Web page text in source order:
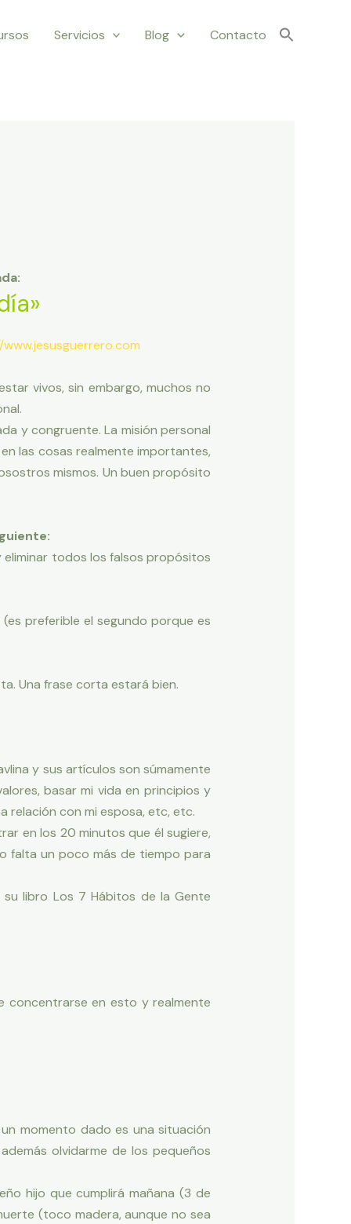
Servicios Blog Contacto
vivos, sin embargo, muchos no
y congruente. La misión personal
las cosas realmente importantes,
mismos. Un buen propósito
todos los falsos propósitos
preferible el segundo porque es
Una frase corta estará bien.
y sus artículos son súmamente
basar mi vida en principios y
relación con mi esposa, etc, etc.
en los 20 minutos que él sugiere,
falta un poco más de tiempo para
libro Los 7 Hábitos de la Gente
concentrarse en esto y realmente
momento dado es una situación
olvidarme de los pequeños
hijo que cumplirá mañana (3 de
(toco madera, aunque no sea